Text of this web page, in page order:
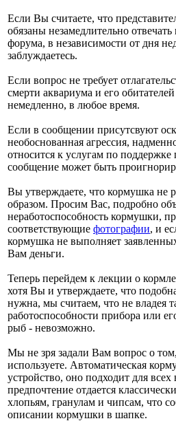
Если Вы считаете, что
обязаны незамедлительно
форума, в независимости от дня
заблуждаетесь.
Если вопрос не требует
смерти аквариума и его
немедленно, в любое время.
Если в сообщении присутсвуют
необоснованная агрессия,
относится к услугам по поддержке
сообщение может быть
Вы утверждаете, что кормушка не
образом. Просим Вас, подробно
неработоспособность кормушки,
соответствующие фотографии, и
кормушка не выполняет
Вам деньги.
Теперь перейдем к лекции о
хотя Вы и утверждаете, что
нужна, мы считаем, что не владея
работоспособности прибора или
рыб - невозможно.
Мы не зря задали Вам вопрос о
используете. Автоматическая
устройство, оно подходит для
предпочтение отдается
хлопьям, гранулам и чипсам, что
описании кормушки в шапке.